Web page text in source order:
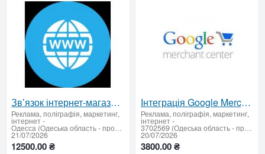
Зв’язок інтернет-магазину з BAS / 1С
Реклама, поліграфія, маркетинг,
інтернет-
Одесса (Одеська область - продати купити)
21/07/2026
12500.00 ₴
Інтеграція Google Merchant до BAS / 1C
Реклама, поліграфія, маркетинг,
інтернет-
3702569 (Одеська область - продати купити)
20/07/2026
3800.00 ₴